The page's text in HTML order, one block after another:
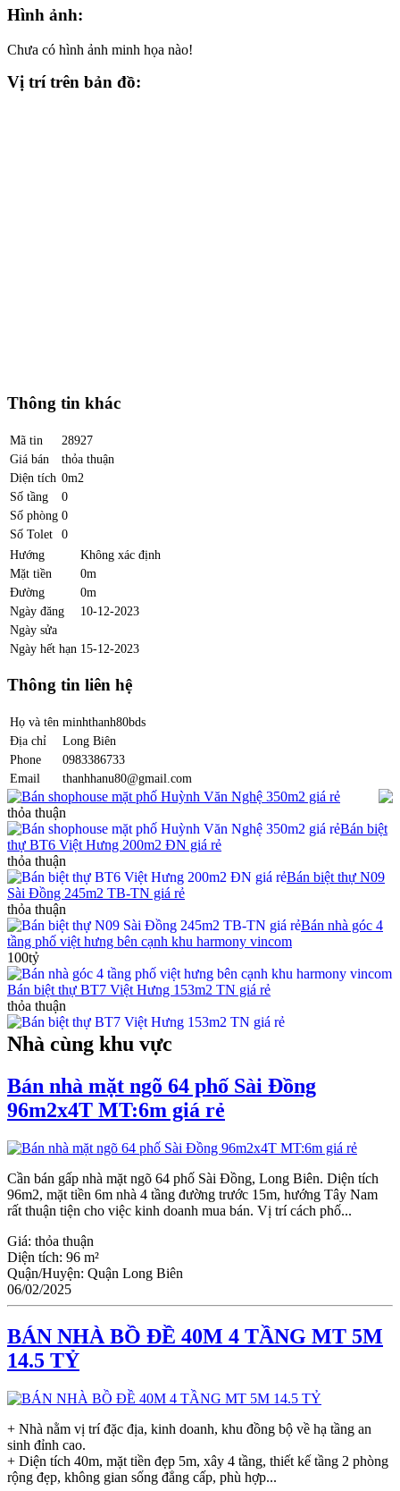
Hình ảnh:
Chưa có hình ảnh minh họa nào!
Vị trí trên bản đồ:
Thông tin khác
Mã tin
28927
Giá bán
thỏa thuận
Diện tích 0m2
Số tầng
0
Số phòng 0
Số Tolet
0
Hướng
Không xác định
Mặt tiền
0m
Đường
0m
Ngày đăng
10-12-2023
Ngày sửa
Ngày hết hạn 15-12-2023
Thông tin liên hệ
Họ và tên minhthanh80bds
Địa chỉ
Long Biên
Phone
0983386733
Email
thanhhanu80@gmail.com
Bán shophouse mặt phố Huỳnh Văn Nghệ 350m2 giá rẻ
thỏa thuận
Bán biệt
thự BT6 Việt Hưng 200m2 ĐN giá rẻ
thỏa thuận
Bán biệt thự N09
Sài Đồng 245m2 TB-TN giá rẻ
thỏa thuận
Bán nhà góc 4
tầng phố việt hưng bên cạnh khu harmony vincom
100tỷ
Bán biệt thự BT7 Việt Hưng 153m2 TN giá rẻ
thỏa thuận
Nhà cùng khu vực
Bán nhà mặt ngõ 64 phố Sài Đồng
96m2x4T MT:6m giá rẻ
Cần bán gấp nhà mặt ngõ 64 phố Sài Đồng, Long Biên. Diện tích
96m2, mặt tiền 6m nhà 4 tầng đường trước 15m, hướng Tây Nam
rất thuận tiện cho việc kinh doanh mua bán. Vị trí cách phố...
Giá: thỏa thuận
Diện tích: 96 m²
Quận/Huyện: Quận Long Biên
06/02/2025
BÁN NHÀ BỒ ĐỀ 40M 4 TẦNG MT 5M
14.5 TỶ
+ Nhà nằm vị trí đặc địa, kinh doanh, khu đồng bộ về hạ tầng an
sinh đỉnh cao.
+ Diện tích 40m, mặt tiền đẹp 5m, xây 4 tầng, thiết kế tầng 2 phòng
rộng đẹp, không gian sống đẳng cấp, phù hợp...